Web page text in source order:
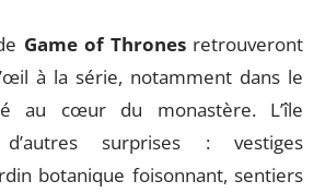
Game of Thronesretrouveront
à la série, notamment dans le
au cœur du monastère. L’île
surprises : vestiges
botanique foisonnant, sentiers